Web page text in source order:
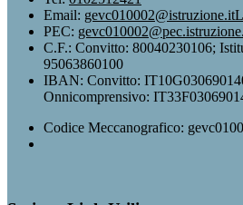
Email: gevc010002@istruzione.it
PEC:
C.F.: Convitto: 80040230106;
95063860100
IBAN: Convitto:
Onnicomprensivo:
Codice Meccanografico: